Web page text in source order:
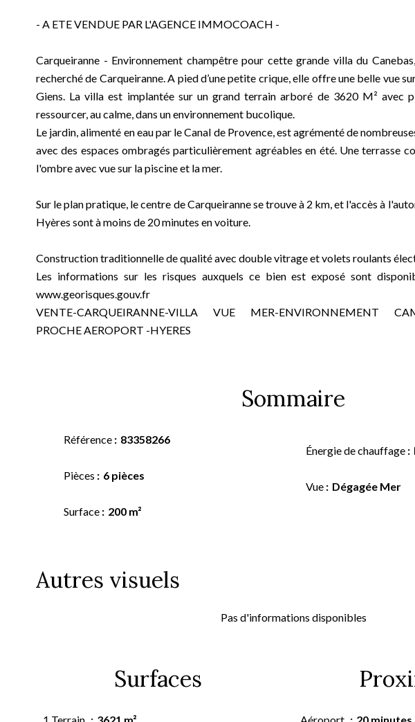
- A ETE VENDUE PAR L'AGENCE IMMOCOACH -
Carqueiranne - Environnement champêtre pour cette grande villa du
recherché de Carqueiranne. A pied d’une petite crique, elle offre une belle vue
Giens. La villa est implantée sur un grand terrain arboré de 3620 M² avec
ressourcer, au calme, dans un environnement bucolique.
Le jardin, alimenté en eau par le Canal de Provence, est agrémenté de
avec des espaces ombragés particulièrement agréables en été. Une terrasse
l'ombre avec vue sur la piscine et la mer.
Sur le plan pratique, le centre de Carqueiranne se trouve à 2 km, et l'accès à
Hyères sont à moins de 20 minutes en voiture.
Construction traditionnelle de qualité avec double vitrage et volets roulants
Les informations sur les risques auxquels ce bien est exposé sont
www.georisques.gouv.fr
VENTE-CARQUEIRANNE-VILLA VUE MER-ENVIRONNEMENT
PROCHE AEROPORT -HYERES
Sommaire
Référence 83358266
Pièces 6 pièces
Surface 200 m²
Énergie de chauffage
Vue Dégagée Mer
Autres visuels
Pas d'informations disponibles
Surfaces